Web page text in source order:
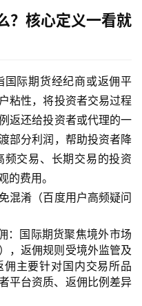
？核心定义一看就
国际期货经纪商或返佣平
粘性，将投资者交易过程
返还给投资者或代理的一
部分利润，帮助投资者降
交易、长期交易的投资
的费用。
混淆（百度用户高频疑问
：国际期货聚焦境外市场
，返佣规则受境外监管及
主要针对国内交易所品
平台资质、返佣比例差异